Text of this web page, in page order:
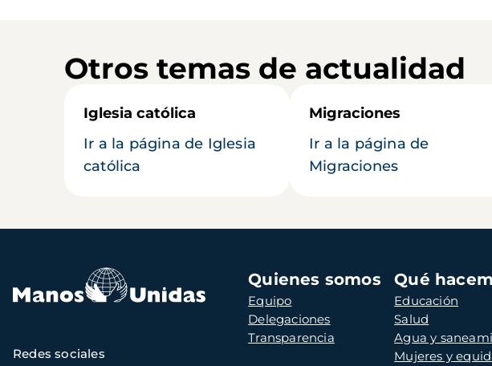
Otros temas de actualidad
Iglesia católica
Ir a la página de Iglesia
católica
Migraciones
Ir a la página de
Migraciones
Navegación
principal
Quienes somos
Equipo
Delegaciones
Transparencia
Qué
Educación
Salud
Agua y
Mujeres y
Redes sociales